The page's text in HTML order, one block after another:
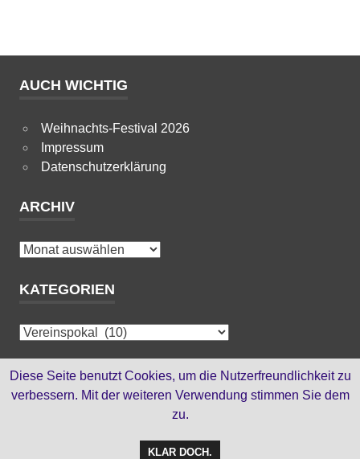
AUCH WICHTIG
Weihnachts-Festival 2026
Impressum
Datenschutzerklärung
ARCHIV
Archiv
KATEGORIEN
Kategorien
HTML-SEITEN
Diese Seite benutzt Cookies, um die Nutzerfreundlichkeit zu
verbessern. Mit der weiteren Verwendung stimmen Sie dem
zu.
KLAR DOCH.